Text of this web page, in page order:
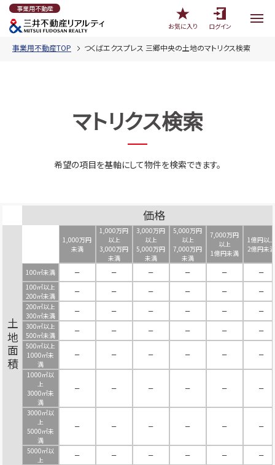
事業用不動産
お気に入り
ログイン
事業用不動産TOP つくばエクスプレス 三郷中央の土地のマトリクス検索
マトリクス検索
希望の項目を基軸にして物件を検索できます。
価格
土地面積
1,000万円
未満
1,000万円
以上
3,000万円
未満
3,000万円
以上
5,000万円
未満
5,000万円
以上
7,000万円
未満
7,000万円
以上
1億円未満
1億円以上
2億円未満
100㎡未満 － － － － －
－
100㎡以上
200㎡未満
－ － － － －
－
200㎡以上
300㎡未満
－ － － － －
－
300㎡以上
500㎡未満
－ － － － －
－
500㎡以上
1000㎡未
満
－ － － － － －
1000㎡以
上
3000㎡未
満
－ － － － － －
3000㎡以
上
5000㎡未
満
－ － － － － －
5000㎡以
上
－ － － － － －